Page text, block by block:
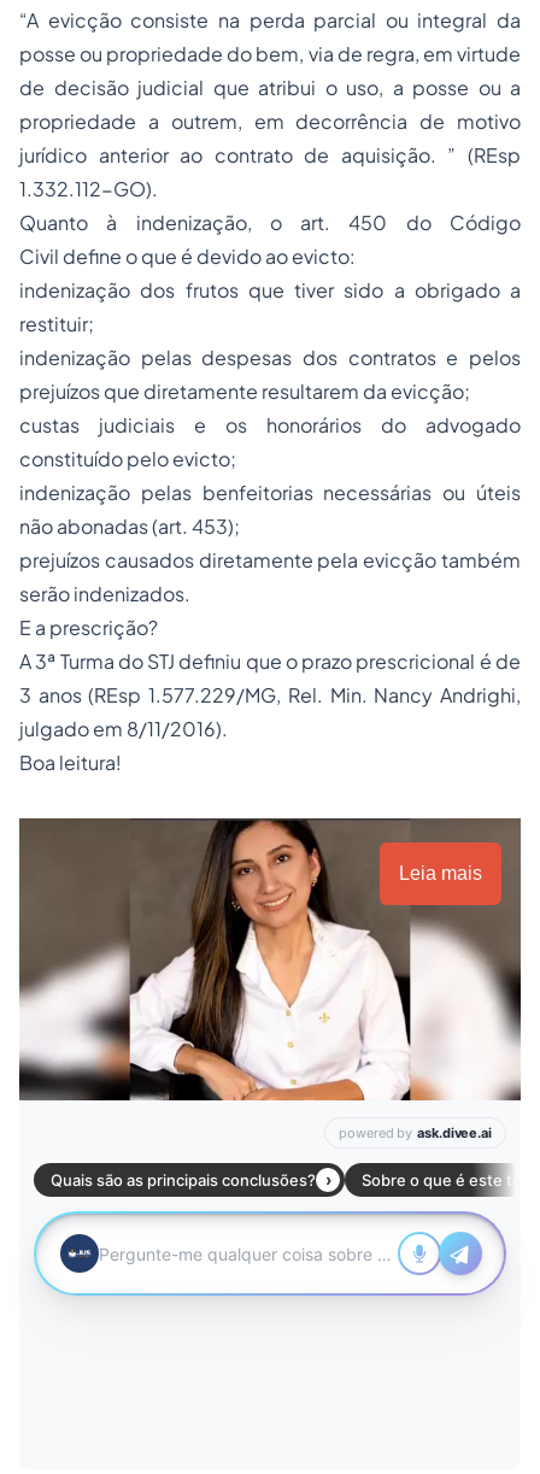
“A evicção consiste na perda parcial ou integral da
posse ou propriedade do bem, via de regra, em virtude
de decisão judicial que atribui o uso, a posse ou a
propriedade a outrem, em decorrência de motivo
jurídico anterior ao contrato de aquisição. ” (REsp
1.332.112-GO).
Quanto à indenização, o art. 450 do Código
Civil define o que é devido ao evicto:
indenização dos frutos que tiver sido a obrigado a
restituir;
indenização pelas despesas dos contratos e pelos
prejuízos que diretamente resultarem da evicção;
custas judiciais e os honorários do advogado
constituído pelo evicto;
indenização pelas benfeitorias necessárias ou úteis
não abonadas (art. 453);
prejuízos causados diretamente pela evicção também
serão indenizados.
E a prescrição?
A 3ª Turma do STJ definiu que o prazo prescricional é de
3 anos (REsp 1.577.229/MG, Rel. Min. Nancy Andrighi,
julgado em 8/11/2016).
Boa leitura!
Leia mais